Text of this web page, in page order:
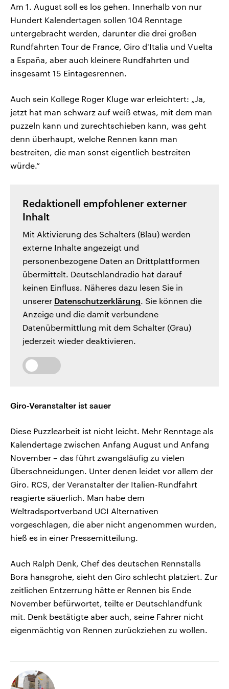
Am 1. August soll es los gehen. Innerhalb von nur
Hundert Kalendertagen sollen 104 Renntage
untergebracht werden, darunter die drei großen
Rundfahrten Tour de France, Giro d'Italia und Vuelta
a España, aber auch kleinere Rundfahrten und
insgesamt 15 Eintagesrennen.
Auch sein Kollege Roger Kluge war erleichtert: „Ja,
jetzt hat man schwarz auf weiß etwas, mit dem man
puzzeln kann und zurechtschieben kann, was geht
denn überhaupt, welche Rennen kann man
bestreiten, die man sonst eigentlich bestreiten
würde.“
Redaktionell empfohlener externer
Inhalt
Mit Aktivierung des Schalters (Blau) werden
externe Inhalte angezeigt und
personenbezogene Daten an Drittplattformen
übermittelt. Deutschlandradio hat darauf
keinen Einfluss. Näheres dazu lesen Sie in
unserer Datenschutzerklärung. Sie können die
Anzeige und die damit verbundene
Datenübermittlung mit dem Schalter (Grau)
jederzeit wieder deaktivieren.
Giro-Veranstalter ist sauer
Diese Puzzlearbeit ist nicht leicht. Mehr Renntage als
Kalendertage zwischen Anfang August und Anfang
November – das führt zwangsläufig zu vielen
Überschneidungen. Unter denen leidet vor allem der
Giro. RCS, der Veranstalter der Italien-Rundfahrt
reagierte säuerlich. Man habe dem
Weltradsportverband UCI Alternativen
vorgeschlagen, die aber nicht angenommen wurden,
hieß es in einer Pressemitteilung.
Auch Ralph Denk, Chef des deutschen Rennstalls
Bora hansgrohe, sieht den Giro schlecht platziert. Zur
zeitlichen Entzerrung hätte er Rennen bis Ende
November befürwortet, teilte er Deutschlandfunk
mit. Denk bestätigte aber auch, seine Fahrer nicht
eigenmächtig von Rennen zurückziehen zu wollen.